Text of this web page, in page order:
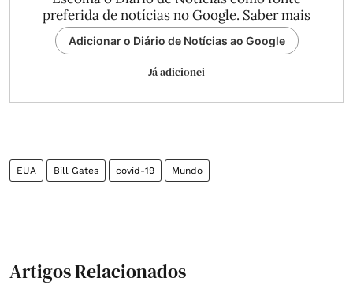
preferida de notícias no Google. Saber mais
Adicionar o Diário de Notícias ao Google
Já adicionei
EUA Bill Gates covid-19 Mundo
Artigos Relacionados